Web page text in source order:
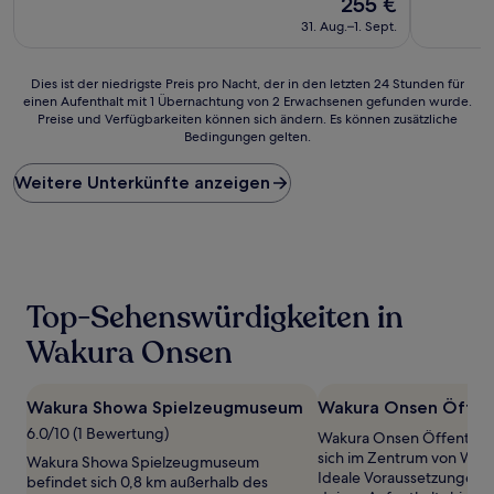
Bewertungen)
Preis
beträgt
31. Aug.–1. Sept.
Dies
ist
Preis
pro
Nacht,
24 Stunden
einen
Aufenthalt
1 Übernachtung
2 Erwachsenen
gefunden
wurde.
Dies ist der niedrigste Preis pro Nacht, der in den letzten 24 Stunden für
einen Aufenthalt mit 1 Übernachtung von 2 Erwachsenen gefunden wurde.
Preise und Verfügbarkeiten können sich ändern. Es können zusätzliche
Bedingungen gelten.
Weitere Unterkünfte anzeigen
Top-Sehenswürdigkeiten in
Wakura Onsen
Wakura Showa Spielzeugmuseum
6.0/10 (1 Bewertung)
Wakura Showa Spielzeugmuseum
befindet sich 0,8 km außerhalb des
Wakura Onsen
Wakura Onsen
sich im Zentrum von
Ideale Voraussetzungen